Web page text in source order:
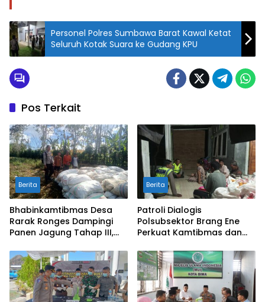
Personel Polres Sumbawa Barat Kawal Ketat
Seluruh Kotak Suara ke Gudang KPU
Pos Terkait
Berita
Bhabinkamtibmas Desa
Rarak Ronges Dampingi
Panen Jagung Tahap III,
Terserap Pasar
Berita
Patroli Dialogis
Polsubsektor Brang Ene
Perkuat Kamtibmas dan
Desa Kalimantong